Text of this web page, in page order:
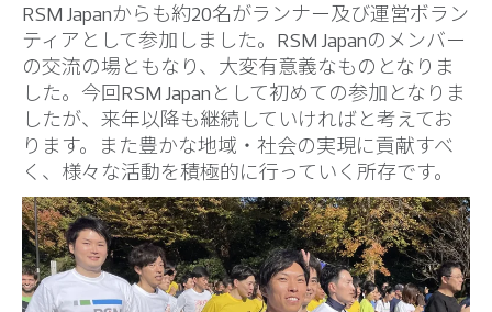
RSM Japanからも約20名がランナー及び運営ボラン
ティアとして参加しました。RSM Japanのメンバー
の交流の場ともなり、大変有意義なものとなりま
した。今回RSM Japanとして初めての参加となりま
したが、来年以降も継続していければと考えてお
ります。また豊かな地域・社会の実現に貢献すべ
く、様々な活動を積極的に行っていく所存です。